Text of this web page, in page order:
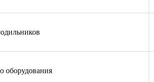
оборудования